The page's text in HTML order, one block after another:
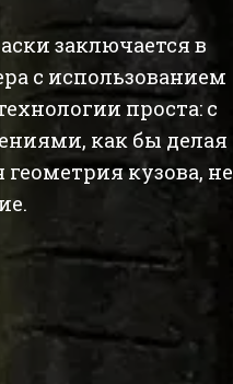
заключается в
с использованием
проста: с
как бы делая
кузова, не